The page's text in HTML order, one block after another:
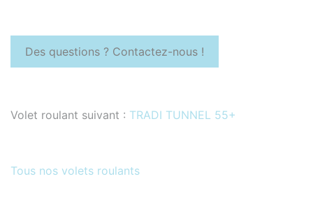
Des questions ? Contactez-nous !
Volet roulant suivant : TRADI TUNNEL 55+
Tous nos volets roulants